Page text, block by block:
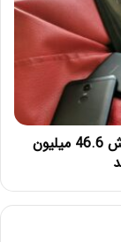
شیائومی در سه ماهه سوم 2020 رکورد فروش 46.6 میلیون